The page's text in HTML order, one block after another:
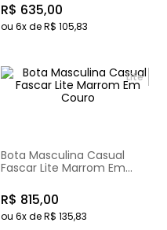
R$ 635,00
ou 6x deR$ 105,83
Lite
Bota Masculina Casual
Fascar Lite Marrom Em
R$ 815,00
ou 6x deR$ 135,83